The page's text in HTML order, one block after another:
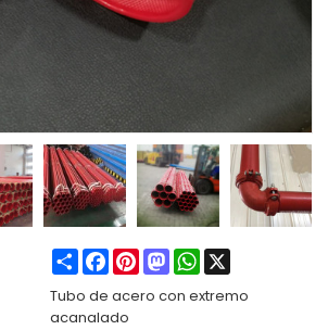
ShareFacebook
PinterestMastodonWhatsApp
Tubo de acero con extremo
acanalado